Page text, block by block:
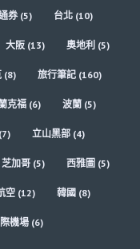
券(5) 台北 (10)
大阪 (13) 奧地利 (5)
(8) 旅行筆記 (160)
克福 (6) 波蘭 (5)
(7) 立山黑部 (4)
芝加哥 (5) 西雅圖 (5)
空 (12) 韓國 (8)
機場 (6)